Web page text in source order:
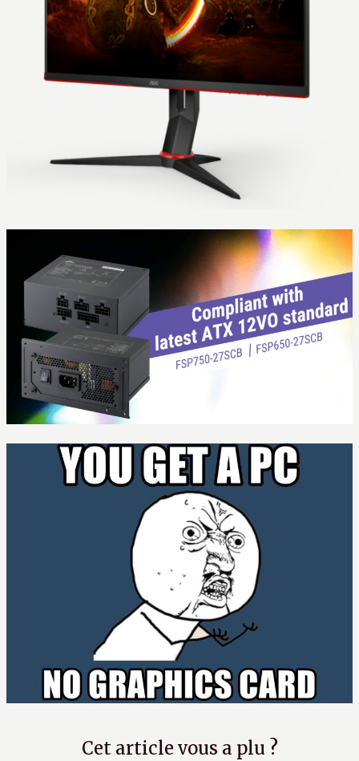
Cet article vous a plu ?